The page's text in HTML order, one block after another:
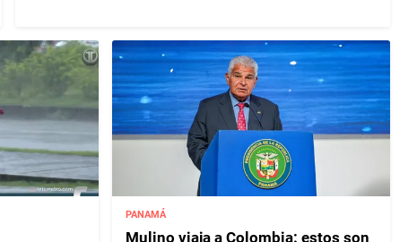
PANAMÁ
Mulino viaja a Colombia: estos son